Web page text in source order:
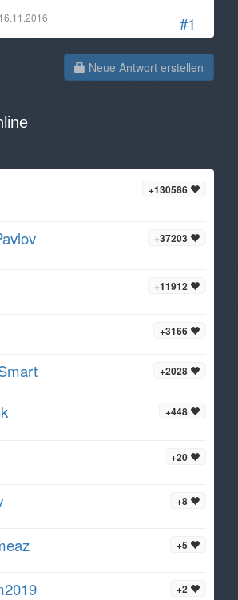
#1
16.11.2016
Neue Antwort erstellen
+130586
+37203
+11912
+3166
+2028
+448
+20
+8
+5
+2